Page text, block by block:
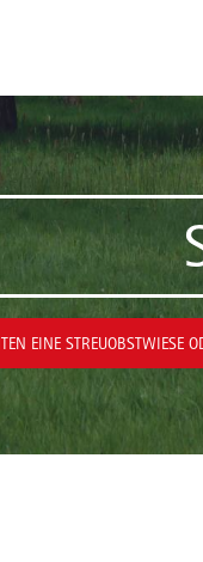
EINE STREUOBSTWIESE